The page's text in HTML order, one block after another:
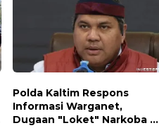
Polda Kaltim Respons
Informasi Warganet,
Dugaan "Loket" Narkoba di